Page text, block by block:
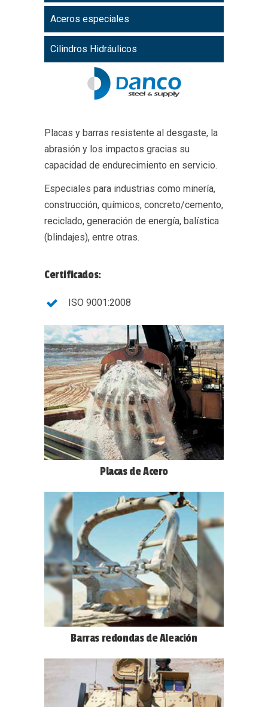
Aceros especiales
Cilindros Hidráulicos
Placas y barras resistente al desgaste, la
abrasión y los impactos gracias su
capacidad de endurecimiento en servicio.
Especiales para industrias como minería,
construcción, químicos, concreto/cemento,
reciclado, generación de energía, balística
(blindajes), entre otras.
Certificados:
ISO 9001:2008
Placas de Acero
Barras redondas de Aleación